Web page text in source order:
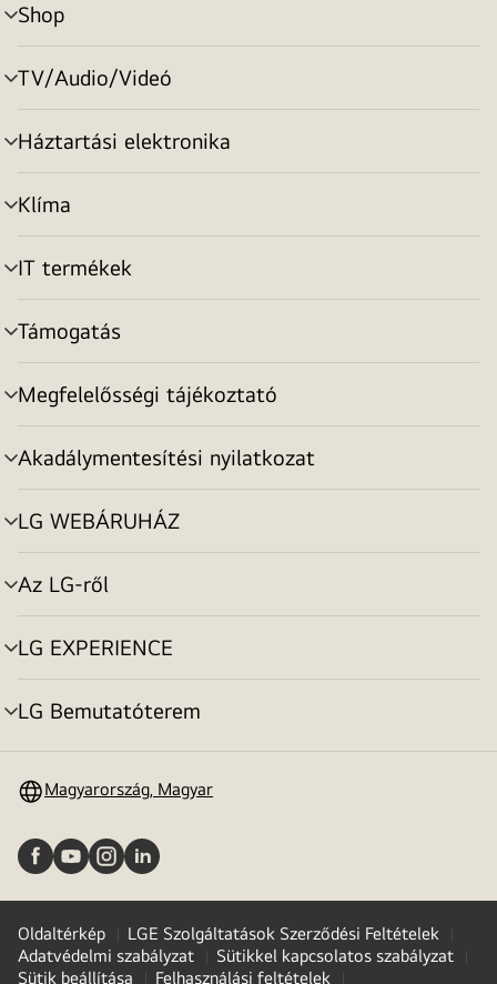
Shop
menu
toggle
TV/Audio/Videó
menu
toggle
Háztartási elektronika
menu
toggle
Klíma
menu
toggle
IT termékek
menu
toggle
Támogatás
menu
toggle
Megfelelősségi tájékoztató
menu
toggle
Akadálymentesítési nyilatkozat
menu
toggle
LG WEBÁRUHÁZ
menu
toggle
Az LG-ről
menu
toggle
LG EXPERIENCE
menu
toggle
LG Bemutatóterem
menu
Magyarország, Magyar
Oldaltérkép
LGE Szolgáltatások Szerződési Feltételek
Adatvédelmi szabályzat
Sütikkel kapcsolatos szabályzat
Sütik beállítása
Felhasználási feltételek